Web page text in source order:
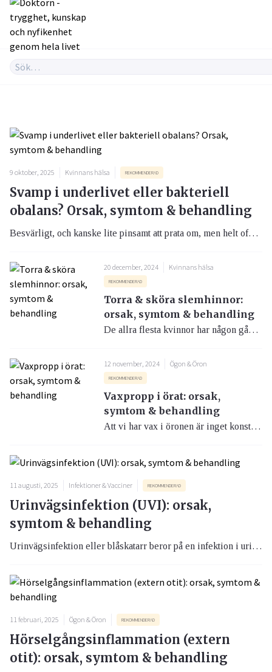
9 oktober, 2025 Kvinnans hälsa REKOMMENDERAD
Svamp i underlivet eller bakteriell
obalans? Orsak, symtom & behandling
Besvärligt, och kanske lite pinsamt att prata om, men helt ofarligt. De flesta kvinnor får det någon gång – svamp i underlivet. Lika vanligt är det att klådan eller flytningen beror på en rubbning i slidans bakteriebalans. Båda problemen är vanligen lättbehandlade.
20 december, 2024 Kvinnans hälsa
REKOMMENDERAD
Torra & sköra slemhinnor:
orsak, symtom & behandling
De allra flesta kvinnor har någon gång upplevt torrhet och sköra slemhinnor. Förutom att ge besvär som irritation och klåda kan det även öka risken för urinvägsinfektioner och slidkatarr och påverka samlivet.
12 november, 2024 Ögon & Öron
REKOMMENDERAD
Vaxpropp i örat: orsak,
symtom & behandling
Att vi har vax i öronen är inget konstigt, det bildas av körtlar som finns i huden i hörselgången. Vaxets uppgift är att ta hand om det skräp som kan komma in i örat och se till att det inte blir kvar och irriterar eller infekterar. Märker du däremot att du får besvär med öronvax behöver man göra något åt detta.
11 augusti, 2025 Infektioner & Vacciner REKOMMENDERAD
Urinvägsinfektion (UVI): orsak,
symtom & behandling
Urinvägsinfektion eller blåskatarr beror på en infektion i urinblåsan som oftast orsakats av tarmbakterier. Urinvägsinfektion drabbar oftare kvinnor än män och kan både behandlas och förebyggas.
11 februari, 2025 Ögon & Öron REKOMMENDERAD
Hörselgångsinflammation (extern
otit): orsak, symtom & behandling